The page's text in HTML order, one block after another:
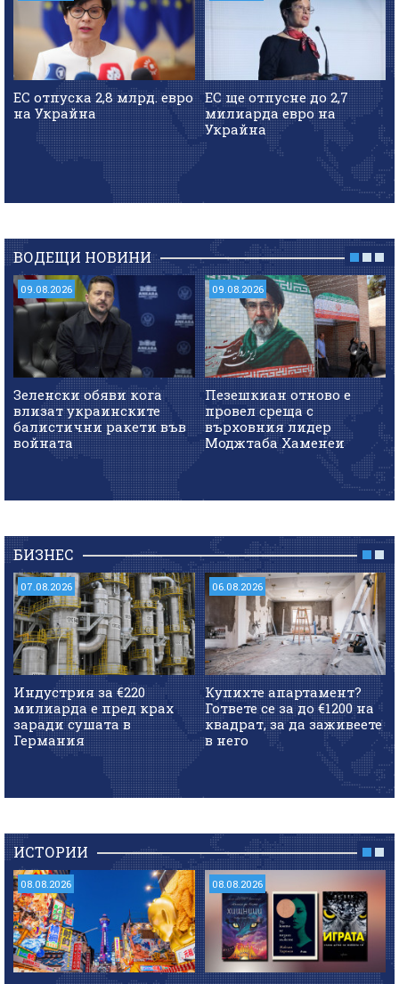
ЕС отпуска 2,8 млрд. евро
на Украйна
ЕС ще отпусне до 2,7
милиарда евро на
Украйна
ВОДЕЩИ НОВИНИ
09.08.2026
Зеленски обяви кога
влизат украинските
балистични ракети във
войната
09.08.2026
Пезешкиан отново е
провел среща с
върховния лидер
Моджтаба Хаменеи
БИЗНЕС
07.08.2026
Индустрия за €220
милиарда е пред крах
заради сушата в
Германия
06.08.2026
Купихте апартамент?
Гответе се за до €1200 на
квадрат, за да заживеете
в него
ИСТОРИИ
08.08.2026 08.08.2026